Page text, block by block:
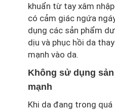
khuẩn từ tay xâm
có cảm giác ngứa
dụng các sản phẩm
dịu và phục hồi da
mạnh vào da.
Không sử dụng
mạnh
Khi da đang trong quá